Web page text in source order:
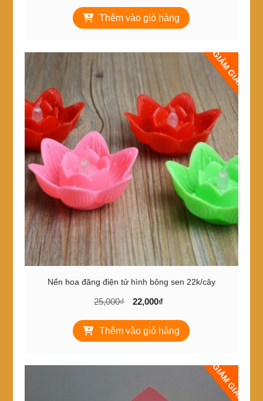
là:
4,000₫.
tại
là:
Thêm vào giỏ hàng
GIẢM GIÁ!
Nến hoa đăng điện tử hình bông sen 22k/cây
25,000₫
Giá
là:
25,000₫.
22,000₫
tại
là:
Thêm vào giỏ hàng
GIẢM GIÁ!